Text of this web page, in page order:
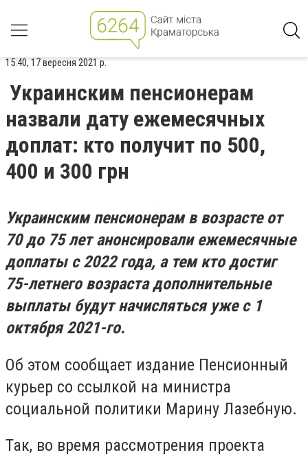
15:40, 17 вересня 2021 р.
Украинским пенсионерам
назвали дату ежемесячных
доплат: кто получит по 500,
400 и 300 грн
Украинским пенсионерам в возрасте от
70 до 75 лет анонсировали ежемесячные
доплаты с 2022 года, а тем кто достиг
75-летнего возраста дополнительные
выплаты будут начисляться уже с 1
октября 2021-го.
Об этом сообщает издание Пенсионный
курьер со ссылкой на министра
социальной политики Марину Лазебную.
Так, во время рассмотрения проекта